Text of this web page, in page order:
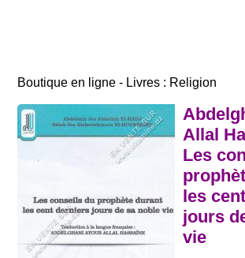
Boutique en ligne - Livres : Religion
Allal
Les
les
jours
vie